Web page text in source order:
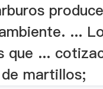
...
que ...
martillos;